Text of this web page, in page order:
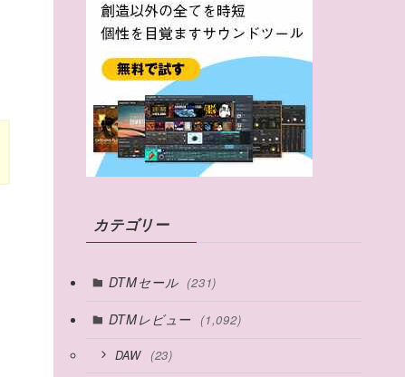
カテゴリー
DTMセール (231)
DTMレビュー (1,092)
DAW (23)